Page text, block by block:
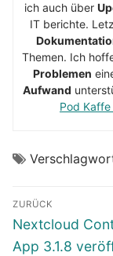
ich auch über
IT berichte.
Themen. Ich
Problemen
Aufwand
Pod
ZURÜCK
Vorheriger
Beitrag:
Nextcloud
App 3.1.8